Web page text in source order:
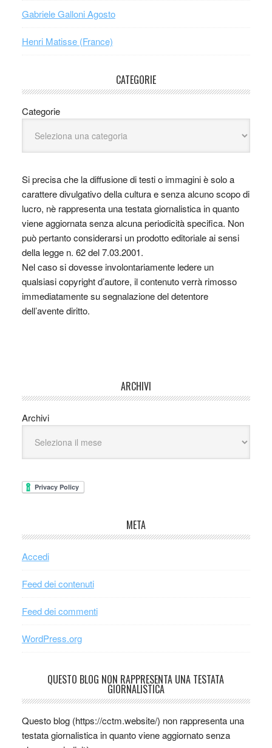
Gabriele Galloni Agosto
Henri Matisse (France)
CATEGORIE
Categorie
Si precisa che la diffusione di testi o immagini è solo a
carattere divulgativo della cultura e senza alcuno scopo di
lucro, nè rappresenta una testata giornalistica in quanto
viene aggiornata senza alcuna periodicità specifica. Non
può pertanto considerarsi un prodotto editoriale ai sensi
della legge n. 62 del 7.03.2001.
Nel caso si dovesse involontariamente ledere un
qualsiasi copyright d’autore, il contenuto verrà rimosso
immediatamente su segnalazione del detentore
dell’avente diritto.
ARCHIVI
Archivi
META
Accedi
Feed dei contenuti
Feed dei commenti
WordPress.org
QUESTO BLOG NON RAPPRESENTA UNA TESTATA
GIORNALISTICA
Questo blog (https://cctm.website/) non rappresenta una
testata giornalistica in quanto viene aggiornato senza